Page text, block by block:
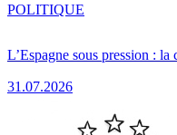
L’Espagne sous pression :
31.07.2026
POLITIQUE